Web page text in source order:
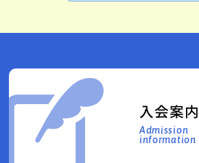
入会案内
Admission
information